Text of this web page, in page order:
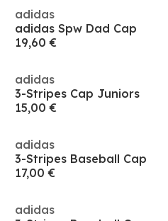
adidas
adidas Spw Dad Cap
19,60 €
adidas
3-Stripes Cap Juniors
15,00 €
adidas
3-Stripes Baseball Cap
17,00 €
adidas